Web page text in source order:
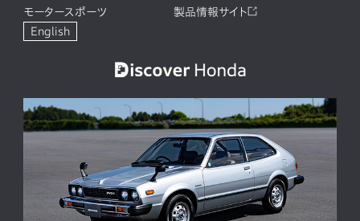
モータースポーツ
製品情報サイト
English